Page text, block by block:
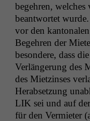
begehren,
beant­wortet
vor den
Begehren der
beson­dere, dass
Ver­längerung des
des Miet­zins­es
Her­ab­set­zung
LIK sei und auf
für den Ver­mi­eter